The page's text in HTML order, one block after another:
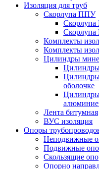
Изоляция для труб
Скорлупа ППУ
Скорлупа
Комплекты
Комплекты
Цилиндры
Цилиндры
Цилиндры
оболочке
Лента битумная
ВУС изоляция
Опоры
Неподвижные
Подвижные
Скользящие
Опорно